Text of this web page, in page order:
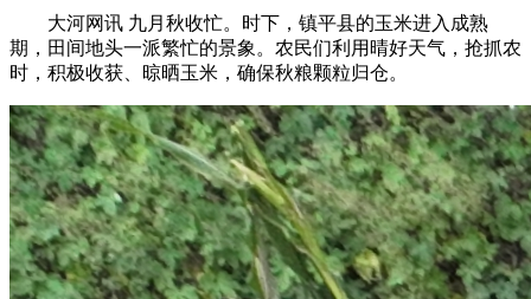
大河网讯 九月秋收忙。时下，镇平县的玉米进入成熟
期，田间地头一派繁忙的景象。农民们利用晴好天气，抢抓农
时，积极收获、晾晒玉米，确保秋粮颗粒归仓。